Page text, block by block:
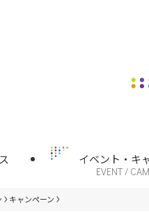
イベント・キ
EVENT /
キャンペーン